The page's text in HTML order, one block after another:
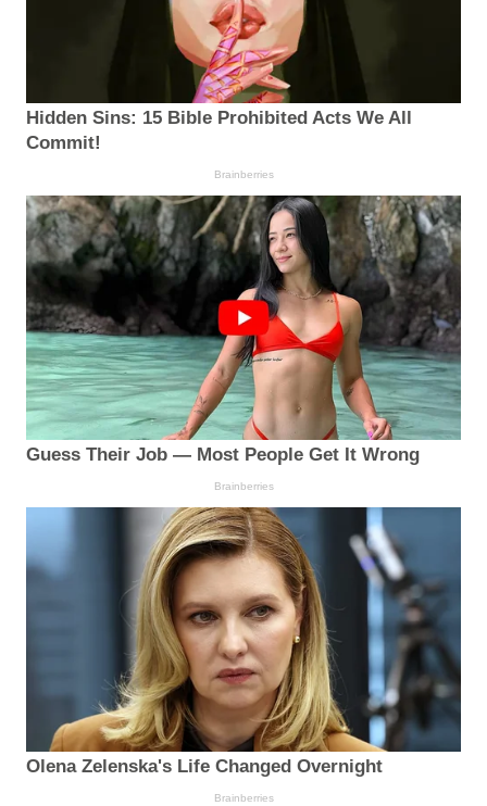
Hidden Sins: 15 Bible Prohibited Acts We All
Commit!
Brainberries
Guess Their Job — Most People Get It Wrong
Brainberries
Olena Zelenska's Life Changed Overnight
Brainberries